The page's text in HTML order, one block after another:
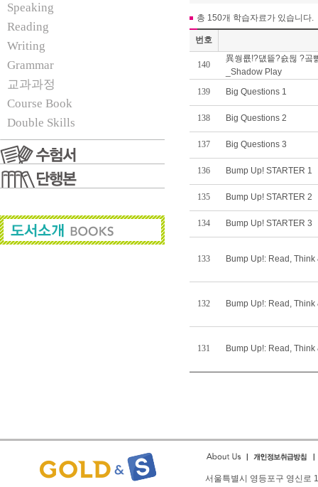
Speaking
Reading
Writing
Grammar
교과과정
Course Book
Double Skills
총 150개 학습자료가 있습니다.
번호
140
異쒕룞!?덊띁?숈뒪 ?
_Shadow Play
139
Big Questions 1
138 Big Questions 2
137 Big Questions 3
136 Bump Up! STARTER 1
135 Bump Up! STARTER 2
134 Bump Up! STARTER 3
133 Bump Up!: Read, Think
132 Bump Up!: Read,
131 Bump Up!: Read, Think
서울특별시 영등포구 영신로